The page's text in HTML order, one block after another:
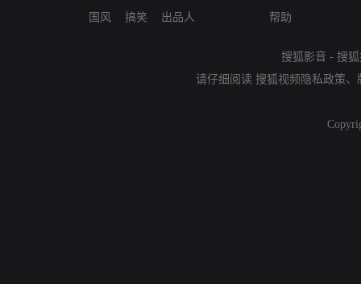
国风
搞笑
出品人
帮助
搜狐影音 - 搜
请仔细阅读 搜狐视频隐私政策、